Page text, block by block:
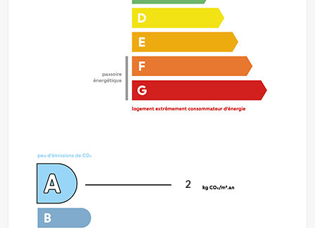
2